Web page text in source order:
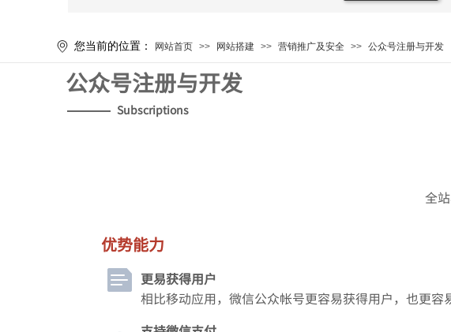
您当前的位置： 网站首页 >> 网站搭建 >> 营销推广及安全 >> 公众号注册与开发
Subscriptions
公众号注册与开发
全
优势能力
更易获得用户
相比移动应用，微信公众帐号更容易获得用户，也更容